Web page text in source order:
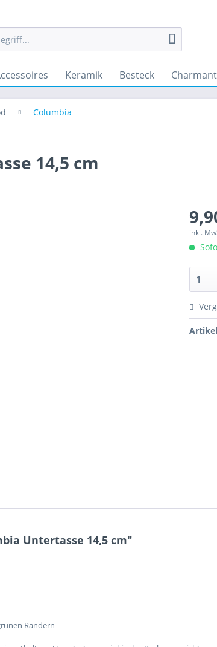
Keramik Besteck
Columbia
14,5 cm
inkl.
Untertasse 14,5 cm"
Rändern